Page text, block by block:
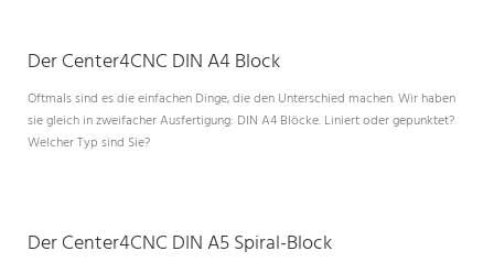
Der Center4CNC DIN A4 Block
Oftmals sind es die einfachen Dinge, die den Unterschied machen. Wir haben
sie gleich in zweifacher Ausfertigung: DIN A4 Blöcke. Liniert oder gepunktet?
Welcher Typ sind Sie?
Der Center4CNC DIN A5 Spiral-Block